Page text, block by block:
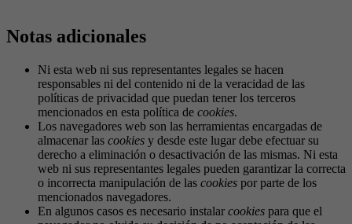
Notas adicionales
Ni esta web ni sus representantes legales se hacen
responsables ni del contenido ni de la veracidad de las
políticas de privacidad que puedan tener los terceros
mencionados en esta política de cookies.
Los navegadores web son las herramientas encargadas de
almacenar las cookies y desde este lugar debe efectuar su
derecho a eliminación o desactivación de las mismas. Ni esta
web ni sus representantes legales pueden garantizar la correcta
o incorrecta manipulación de las cookies por parte de los
mencionados navegadores.
En algunos casos es necesario instalar cookies para que el